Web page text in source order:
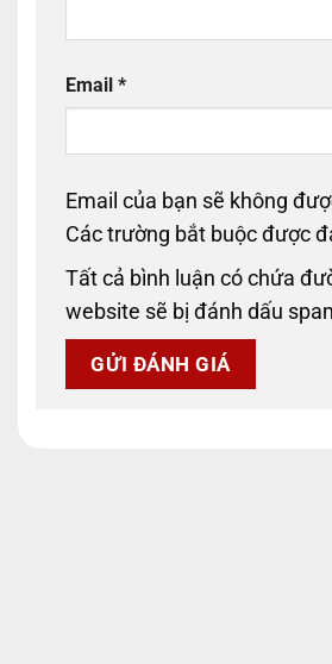
Email *
Email của bạn sẽ không
Các trường bắt buộc được
Tất cả bình luận có chứa
website sẽ bị đánh dấu